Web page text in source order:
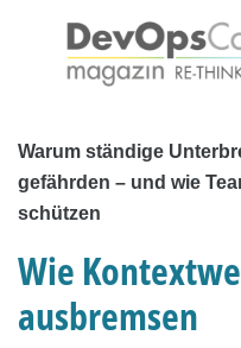
Warum ständige
gefährden – und wie
schützen
Wie
ausbremsen